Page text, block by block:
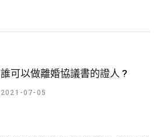
誰可以做離婚協議書的證人 ?
2021-07-05